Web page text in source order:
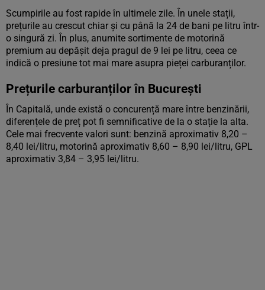
Scumpirile au fost rapide în ultimele zile. În unele stații,
prețurile au crescut chiar și cu până la 24 de bani pe litru într-
o singură zi. În plus, anumite sortimente de motorină
premium au depășit deja pragul de 9 lei pe litru, ceea ce
indică o presiune tot mai mare asupra pieței carburanților.
Prețurile carburanților în București
În Capitală, unde există o concurență mare între benzinării,
diferențele de preț pot fi semnificative de la o stație la alta.
Cele mai frecvente valori sunt: benzină aproximativ 8,20 –
8,40 lei/litru, motorină aproximativ 8,60 – 8,90 lei/litru, GPL
aproximativ 3,84 – 3,95 lei/litru.